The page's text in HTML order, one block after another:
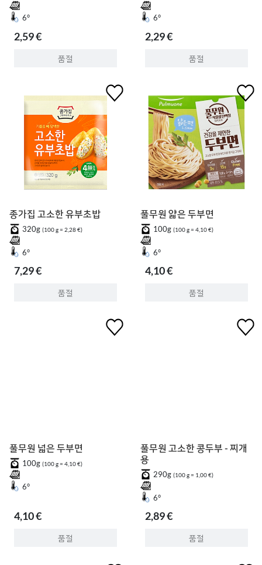
6°
2,59 €
품절
6°
2,29 €
품절
종가집 고소한 유부초밥
320g (100 g = 2,28 €)
6°
7,29 €
품절
풀무원 얇은 두부면
100g (100 g = 4,10 €)
6°
4,10 €
품절
풀무원 넓은 두부면
100g (100 g = 4,10 €)
6°
4,10 €
품절
풀무원 고소한 콩두부 - 찌개
용
290g (100 g = 1,00 €)
6°
2,89 €
품절